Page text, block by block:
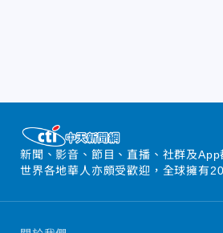
新聞、影音、節目、直播、社群及
世界各地華人亦頗受歡迎，全球擁有